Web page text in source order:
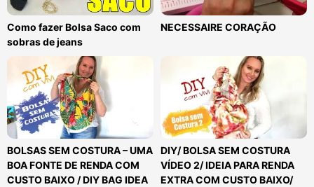
Como fazer Bolsa Saco com
sobras de jeans
NECESSAIRE CORAÇÃO
BOLSAS SEM COSTURA – UMA
BOA FONTE DE RENDA COM
CUSTO BAIXO / DIY BAG IDEA
DIY/ BOLSA SEM COSTURA
VÍDEO 2/ IDEIA PARA RENDA
EXTRA COM CUSTO BAIXO/